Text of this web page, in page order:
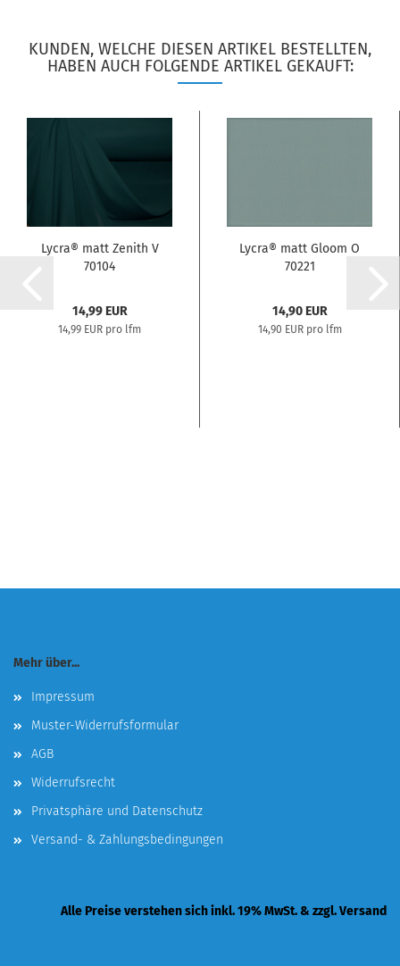
KUNDEN, WELCHE DIESEN ARTIKEL BESTELLTEN,
HABEN AUCH FOLGENDE ARTIKEL GEKAUFT:
Lycra® matt Zenith V
70104
14,99 EUR
14,99 EUR pro lfm
Lycra® matt Gloom O
70221
14,90 EUR
14,90 EUR pro lfm
Mehr über...
Impressum
Muster-Widerrufsformular
AGB
Widerrufsrecht
Privatsphäre und Datenschutz
Versand- & Zahlungsbedingungen
Alle Preise verstehen sich inkl. 19% MwSt. & zzgl. Versand